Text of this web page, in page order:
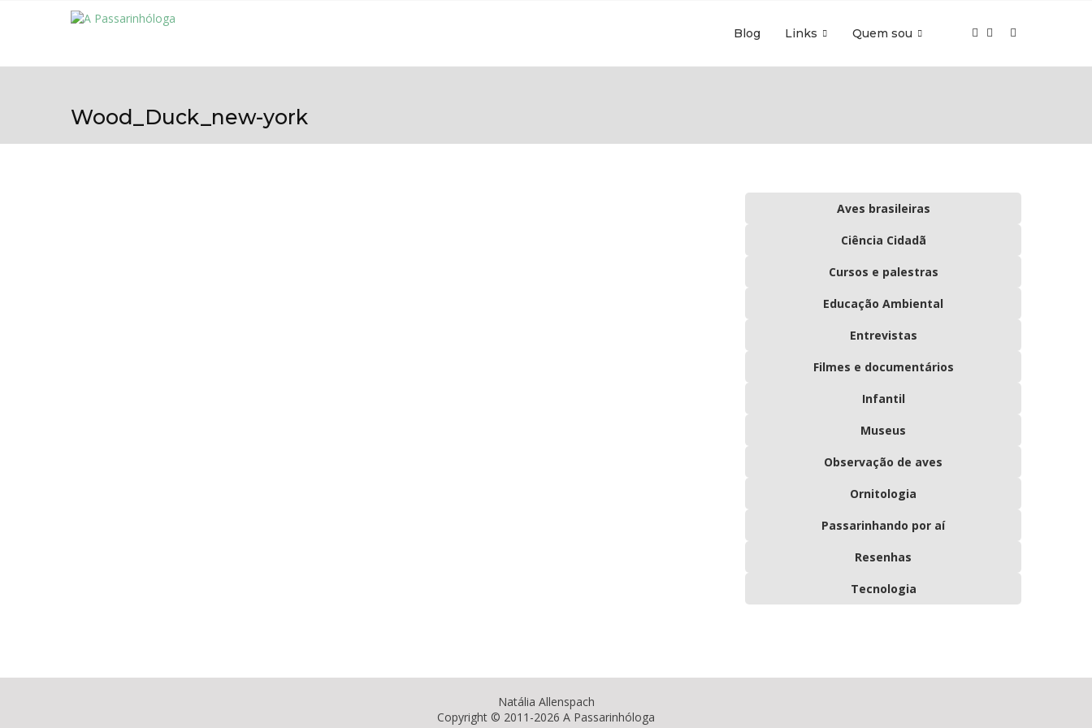
Blog Links Quem sou
Wood_Duck_new-york
Aves brasileiras
Ciência Cidadã
Cursos e palestras
Educação Ambiental
Entrevistas
Filmes e documentários
Infantil
Museus
Observação de aves
Ornitologia
Passarinhando por aí
Resenhas
Tecnologia
Natália Allenspach
Copyright © 2011-2026 A Passarinhóloga